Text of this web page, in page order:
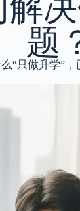
题
“只做升学”，